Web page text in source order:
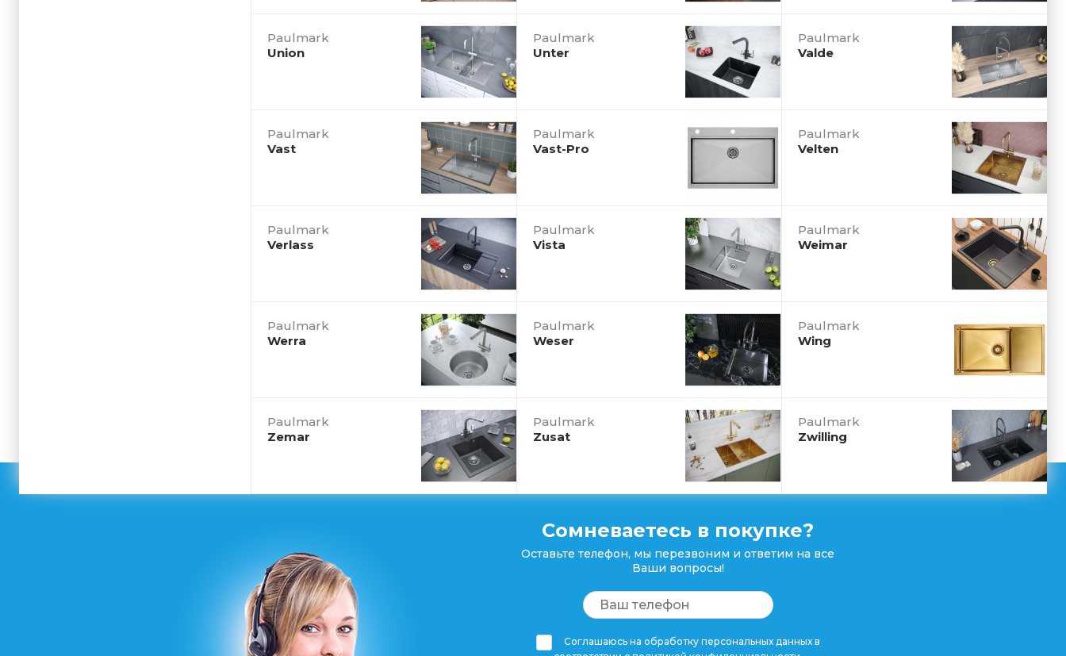
Paulmark
Union
Paulmark
Unter
Paulmark
Valde
Paulmark
Vast
Paulmark
Vast-Pro
Paulmark
Velten
Paulmark
Verlass
Paulmark
Vista
Paulmark
Weimar
Paulmark
Werra
Paulmark
Weser
Paulmark
Wing
Paulmark
Zemar
Paulmark
Zusat
Paulmark
Zwilling
Сомневаетесь в покупке?
Оставьте телефон, мы перезвоним и ответим на все
Ваши вопросы!
Соглашаюсь на обработку персональных данных в